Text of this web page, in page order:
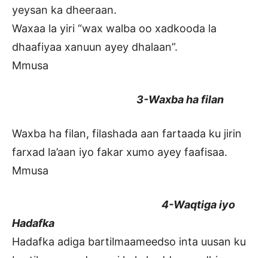
yeysan ka dheeraan.
Waxaa la yiri “wax walba oo xadkooda la
dhaafiyaa xanuun ayey dhalaan”.
Mmusa
3-Waxba ha filan
Waxba ha filan, filashada aan fartaada ku jirin
farxad la’aan iyo fakar xumo ayey faafisaa.
Mmusa
4-Waqtiga iyo
Hadafka
Hadafka adiga bartilmaameedso inta uusan ku